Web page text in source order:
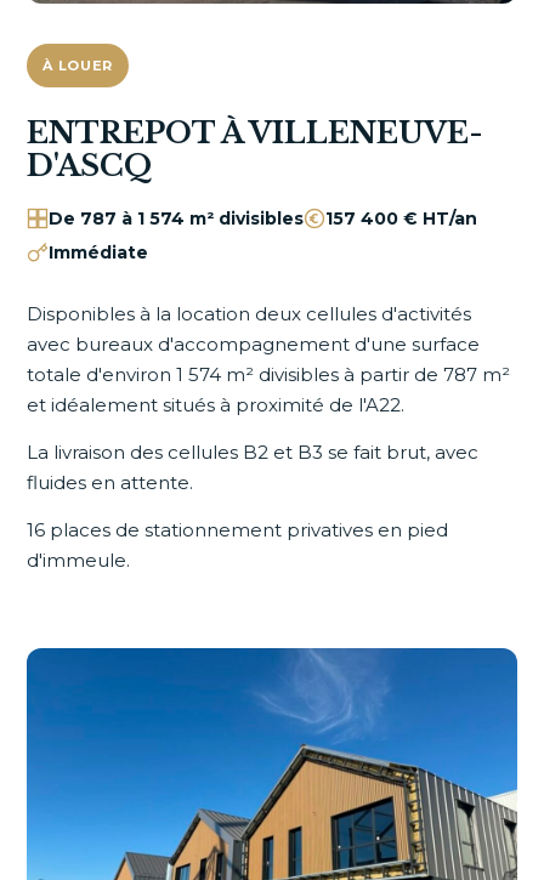
À LOUER
ENTREPOT À VILLENEUVE-
D'ASCQ
De 787 à 1 574 m² divisibles
157 400 € HT/an
Immédiate
Disponibles à la location deux cellules d'activités
avec bureaux d'accompagnement d'une surface
totale d'environ 1 574 m² divisibles à partir de 787 m²
et idéalement situés à proximité de l'A22.
La livraison des cellules B2 et B3 se fait brut, avec
fluides en attente.
16 places de stationnement privatives en pied
d'immeule.